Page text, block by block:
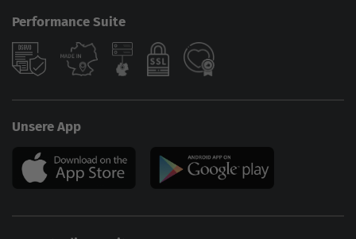
Performance Suite
Unsere App